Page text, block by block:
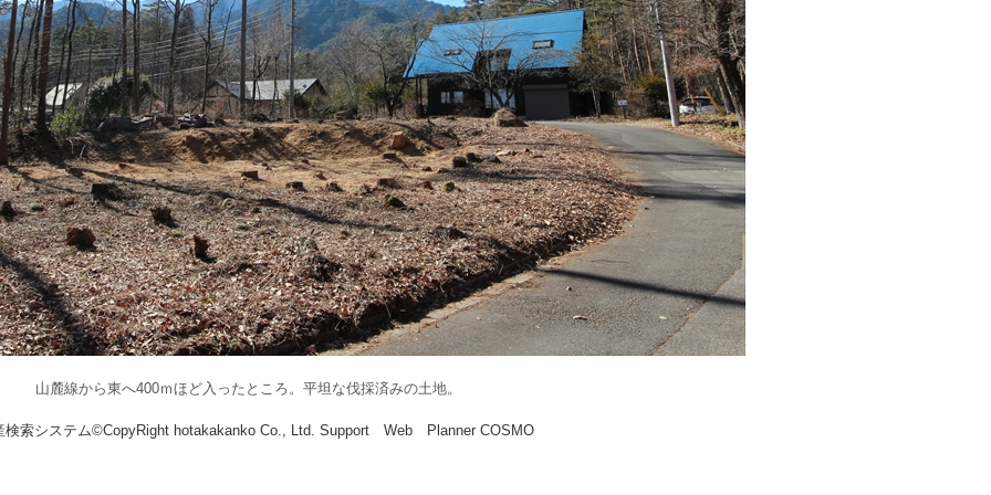
山麓線から東へ400ｍほど入ったところ。平坦な伐採済みの土地。
検索システム©CopyRight hotakakanko Co., Ltd. Support Web Planner COSMO